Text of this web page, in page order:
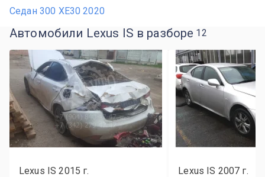
Седан 300 XE30 2020
Автомобили Lexus IS в разборе 12
Lexus IS 2015 г.
Lexus IS 2007 г.